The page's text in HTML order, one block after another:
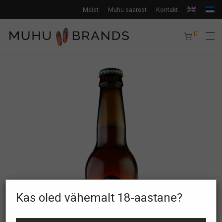
Meist Muhu saarest Kontakt
0
Tere tulemast Muhu Brands e-
Kas oled vähemalt 18-aastane?